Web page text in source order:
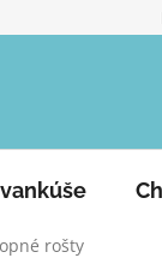
Podmienky
rošty